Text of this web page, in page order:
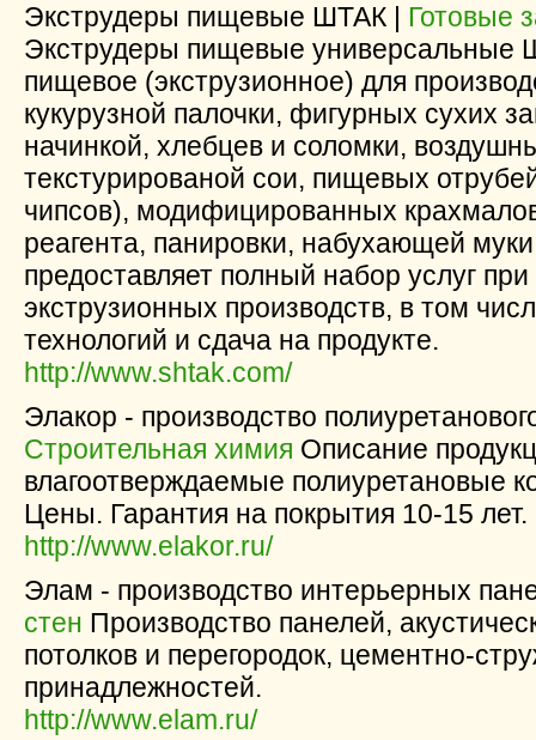
Экструдеры пищевые ШТАК | Готовые
Экструдеры пищевые универсальные
пищевое (экструзионное) для
кукурузной палочки, фигурных сухих
начинкой, хлебцев и соломки,
текстурированой сои, пищевых
чипсов), модифицированных
реагента, панировки, набухающей
предоставляет полный набор услуг
экструзионных производств, в том
технологий и сдача на продукте.
http://www.shtak.com/
Элакор - производство
Строительная химия Описание
влагоотверждаемые полиуретановые
Цены. Гарантия на покрытия 10-15 лет.
http://www.elakor.ru/
Элам - производство интерьерных
стен Производство панелей,
потолков и перегородок, цементно-
принадлежностей.
http://www.elam.ru/